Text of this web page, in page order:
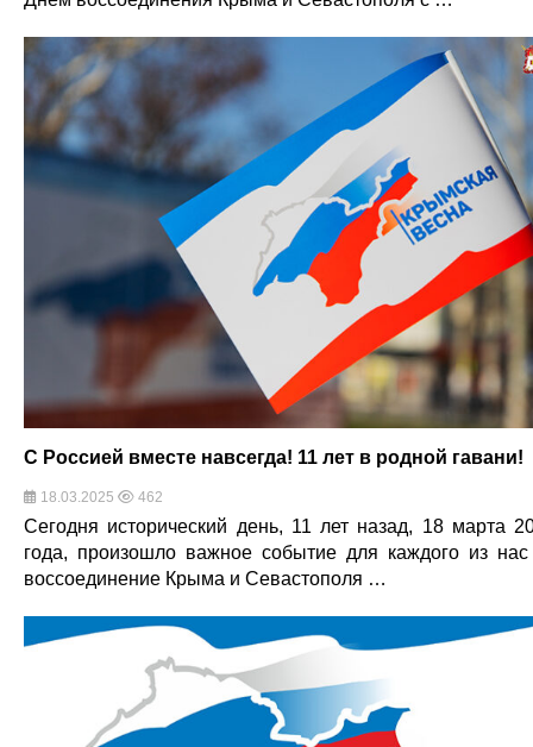
С Россией вместе навсегда! 11 лет в родной гавани!
18.03.2025 462
Сегодня исторический день, 11 лет назад, 18 марта
года, произошло важное событие для каждого из
воссоединение Крыма и Севастополя …